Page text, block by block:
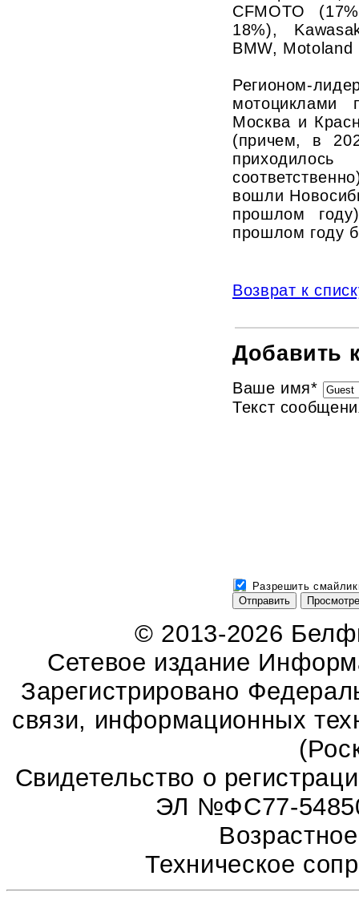
CFMOTO
18%),
BMW,
Регионом-
Москва и
(причем, в
вошли
прошлом
прошлом году
Возврат к
Добавить
Ваше имя*
Текст
Разрешить
© 2013-2026
Сетевое издание
Зарегистрировано
связи, информационных
Свидетельство о
ЭЛ №ФС77-
Техническое